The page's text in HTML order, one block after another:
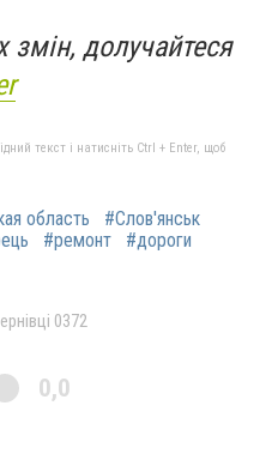
змін, долучайтеся
текст і натисніть Ctrl + Enter, щоб
область
#Слов'янськ
#ремонт #дороги
0372
0,0